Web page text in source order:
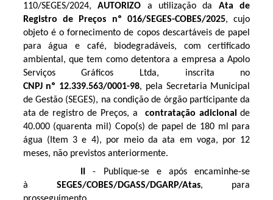
110/SEGES/2024,AUTORIZO a utilização da Ata de
Registro de Preços nº016/SEGES-COBES/2025,cujo
objeto é o fornecimento de copos descartáveis de papel
para água e café, biodegradáveis, com certificado
ambiental, que tem como detentora a empresa aApolo
Serviços Gráficos Ltda, inscrita no
CNPJ nº 12.339.563/0001-98, pela Secretaria Municipal
de Gestão (SEGES), na condição de órgão participante da
ata de registro de Preços, a
contratação adicionalde
40.000 (quarenta mil) Copo(s) de papel de 180 ml para
água (Item 3 e 4), por meio da ata em voga, por 12
meses, não previstos anteriormente.
- Publique-se e após encaminhe-se
à SEGES/COBES/DGASS/DGARP/Atas, para